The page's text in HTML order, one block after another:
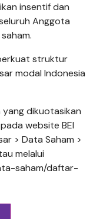
insentif dan
Anggota
struktur
modal Indonesia
dikuotasikan
website BEI
> Data Saham >
melalui
saham/daftar-